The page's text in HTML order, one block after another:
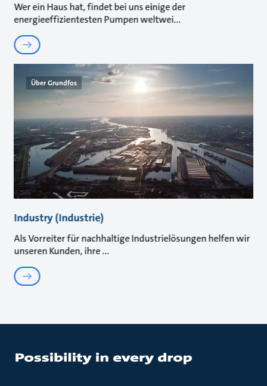
Wer ein Haus hat, findet bei uns einige der
energieeffizientesten Pumpen weltwei
Über Grundfos
Industry (Industrie)
Als Vorreiter für nachhaltige Industrielösungen helfen wir
unseren Kunden, ihre